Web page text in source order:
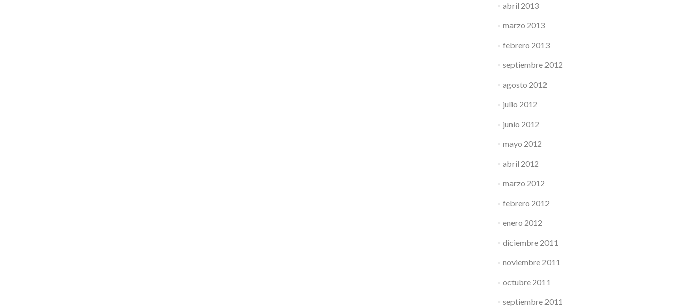
abril 2013
marzo 2013
febrero 2013
septiembre 2012
agosto 2012
julio 2012
junio 2012
mayo 2012
abril 2012
marzo 2012
febrero 2012
enero 2012
diciembre 2011
noviembre 2011
octubre 2011
septiembre 2011